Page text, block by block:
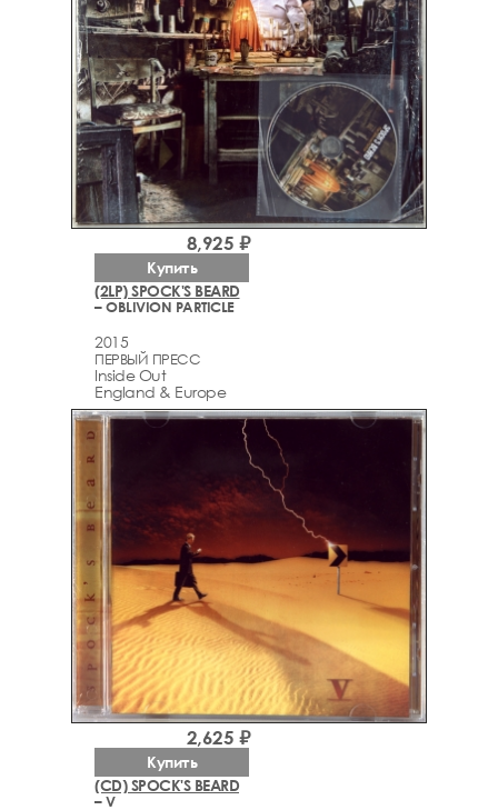
(2LP) SPOCK'S BEARD
– OBLIVION PARTICLE
2015
ПЕРВЫЙ ПРЕСС
Inside Out
England & Europe
8,925 ₽
Купить
(CD) SPOCK'S BEARD
– V
2,625 ₽
Купить